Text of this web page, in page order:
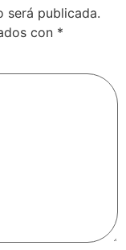
será publicada.
con *